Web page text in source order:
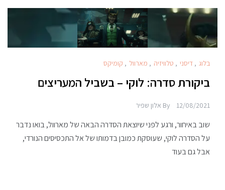
בלוג , דיסני , טלוויזיה , מארוול , קומיקס
ביקורת סדרה: לוקי – בשביל המעריצים
12/08/2021 אלון שפיר
שוב באיחור, ורגע לפני שיוצאת הסדרה הבאה של מארוול, בואו נדבר
על הסדרה לוקי, שעוסקת כמובן בדמותו של אל התכסיסים הנורדי,
אבל גם בעוד